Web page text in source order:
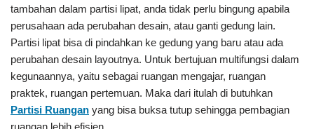
tambahan dalam partisi lipat, anda tidak perlu bingung apabila
perusahaan ada perubahan desain, atau ganti gedung lain.
Partisi lipat bisa di pindahkan ke gedung yang baru atau ada
perubahan desain layoutnya. Untuk bertujuan multifungsi dalam
kegunaannya, yaitu sebagai ruangan mengajar, ruangan
praktek, ruangan pertemuan. Maka dari itulah di butuhkan
Partisi Ruangan yang bisa buksa tutup sehingga pembagian
ruangan lebih efisien.